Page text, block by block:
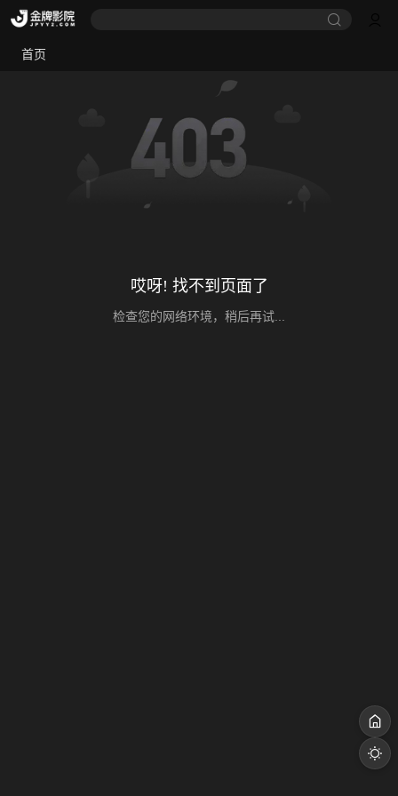
首页
哎呀! 找不到页面了
检查您的网络环境，稍后再试...